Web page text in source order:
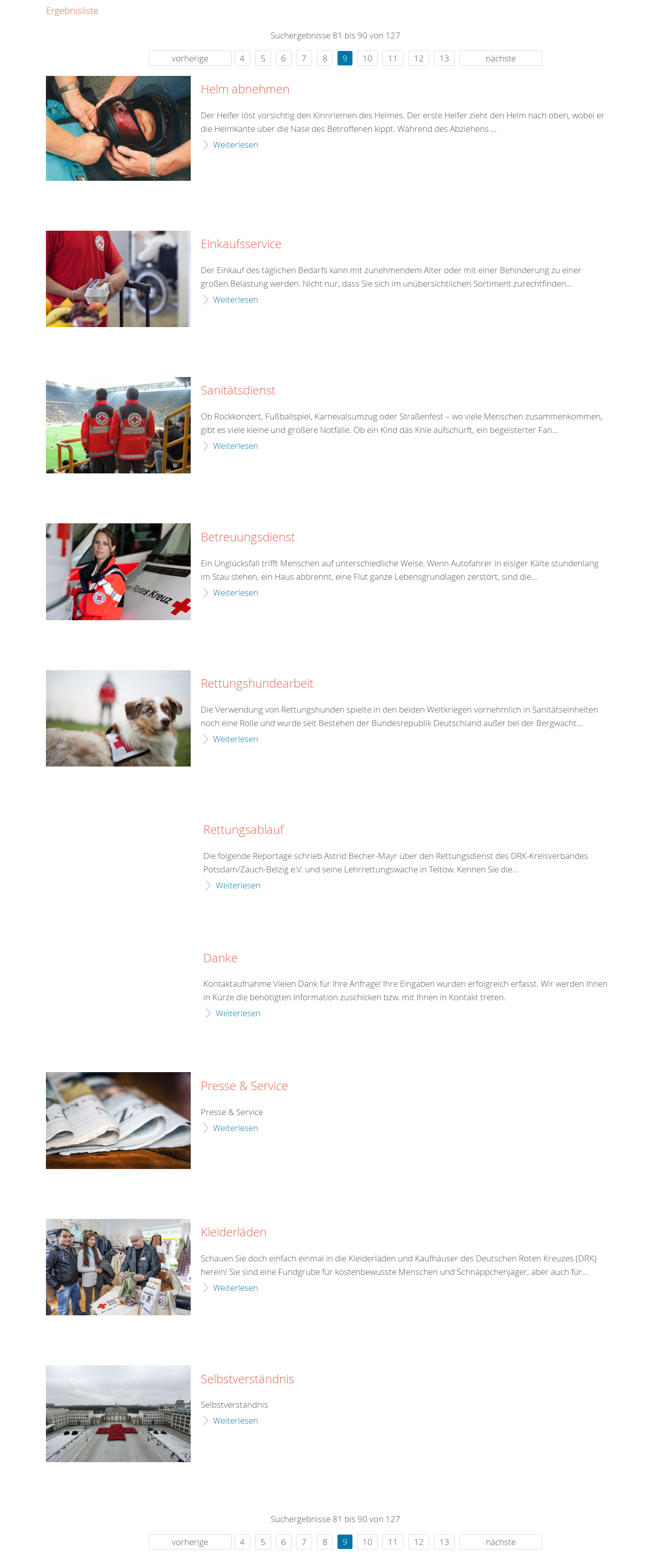
rund um die Uhr
Ergebnisliste
Suchergebnisse 81 bis 90 von 127
vorherige
4 5 6 7 8 9 10 11 12 13 nächste
Helm abnehmen
Der Helfer löst vorsichtig den Kinnriemen des Helmes. Der erste Helfer zieht den Helm nach oben, wobei er
die Helmkante über die Nase des Betroffenen kippt. Während des Abziehens ...
Weiterlesen
Einkaufsservice
Der Einkauf des täglichen Bedarfs kann mit zunehmendem Alter oder mit einer Behinderung zu einer
großen Belastung werden. Nicht nur, dass Sie sich im unübersichtlichen Sortiment zurechtfinden...
Weiterlesen
Sanitätsdienst
Ob Rockkonzert, Fußballspiel, Karnevalsumzug oder Straßenfest – wo viele Menschen zusammenkommen,
gibt es viele kleine und größere Notfälle. Ob ein Kind das Knie aufschürft, ein begeisterter Fan...
Weiterlesen
Betreuungsdienst
Ein Unglücksfall trifft Menschen auf unterschiedliche Weise. Wenn Autofahrer in eisiger Kälte stundenlang
im Stau stehen, ein Haus abbrennt, eine Flut ganze Lebensgrundlagen zerstört, sind die...
Weiterlesen
Rettungshundearbeit
Die Verwendung von Rettungshunden spielte in den beiden Weltkriegen vornehmlich in Sanitätseinheiten
noch eine Rolle und wurde seit Bestehen der Bundesrepublik Deutschland außer bei der Bergwacht...
Weiterlesen
Rettungsablauf
Die folgende Reportage schrieb Astrid Becher-Mayr über den Rettungsdienst des DRK-Kreisverbandes
Potsdam/Zauch-Belzig e.V. und seine Lehrrettungswache in Teltow. Kennen Sie die...
Weiterlesen
Danke
Kontaktaufnahme Vielen Dank für Ihre Anfrage! Ihre Eingaben wurden erfolgreich erfasst. Wir werden Ihnen
in Kürze die benötigten Information zuschicken bzw. mit Ihnen in Kontakt treten.
Weiterlesen
Presse & Service
Presse & Service
Weiterlesen
Kleiderläden
Schauen Sie doch einfach einmal in die Kleiderläden und Kaufhäuser des Deutschen Roten Kreuzes (DRK)
herein! Sie sind eine Fundgrube für kostenbewusste Menschen und Schnäppchenjäger, aber auch für...
Weiterlesen
Selbstverständnis
Selbstverständnis
Weiterlesen
Suchergebnisse 81 bis 90 von 127
vorherige
4 5 6 7 8 9 10 11 12 13 nächste